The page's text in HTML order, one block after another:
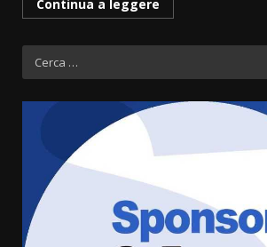
Continua a leggere
Ricerca
per: